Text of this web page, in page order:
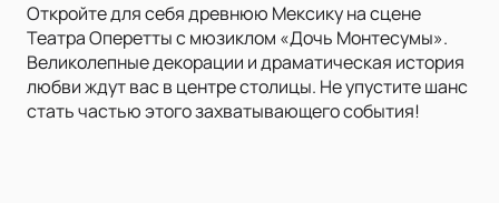
Откройте для себя древнюю Мексику на сцене
Театра Оперетты с мюзиклом «Дочь Монтесумы».
Великолепные декорации и драматическая история
любви ждут вас в центре столицы. Не упустите шанс
стать частью этого захватывающего события!